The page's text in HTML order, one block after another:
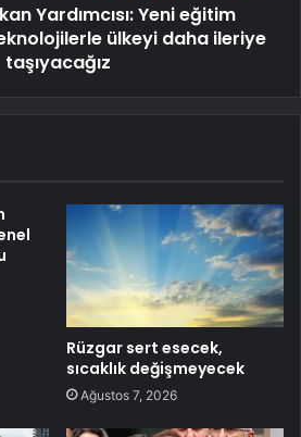
Yardımcısı: Yeni eğitim
ülkeyi daha ileriye
taşıyacağız
Rüzgar sert esecek,
sıcaklık değişmeyecek
Ağustos 7, 2026